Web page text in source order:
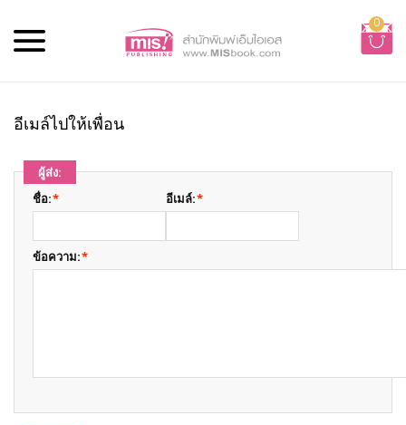
0
อีเมล์ไปให้เพื่อน
ผู้ส่ง:
*
ชื่อ: *
อีเมล์:
*
ข้อความ: